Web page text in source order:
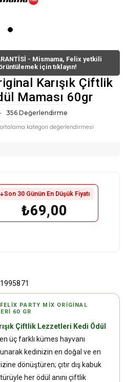
- Mismama, Felix yetkili
için tıklayın!
Karışık Çiftlik
Maması 60gr
356 Değerlendirme
kategori değerlendirmesi
Son 30 Günün En Düşük Fiyatı
₺69,00
PARTY MIX ORIGINAL
60 GR
Çiftlik Lezzetleri Kedi Ödül
üç farklı kümes hayvanı
kedinizin en doğal ve en
dönüştüren; çıtır dış kabuk
her ödül anını çiftlik